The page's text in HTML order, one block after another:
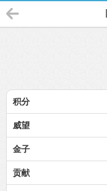
积分
威望
金子
贡献